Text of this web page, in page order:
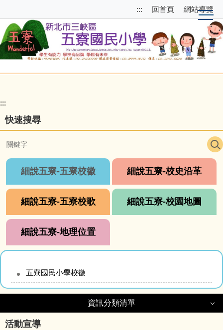
到
主
要
內
容
區
:::
至
方
選
區
回首頁 網站導覽
園
主
選
單
導
:::
快速搜尋
細說五寮-五寮校徽 細說五寮-校史沿革
細說五寮-五寮校歌 細說五寮-校園地圖
細說五寮-地理位置
五寮國民小學校徽
資訊分類清單
資訊分類清單
活動宣導